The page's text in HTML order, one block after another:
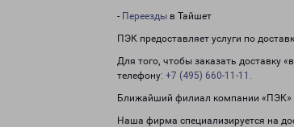
- Переезды в Тайшет
ПЭК предоставляет услуги по
Для того, чтобы заказать доставку
телефону: +7 (495) 660-11-11 .
Ближайший филиал компании «ПЭК»
Наша фирма специализируется на